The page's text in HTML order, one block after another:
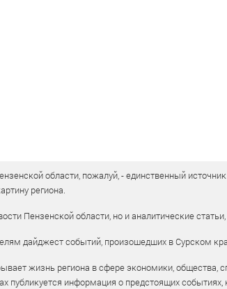
области, пожалуй, - единственный
региона.
Пензенской области, но и аналитические
дайджест событий, произошедших в Сурском
жизнь региона в сфере экономики, общества,
публикуется информация о предстоящих событиях,